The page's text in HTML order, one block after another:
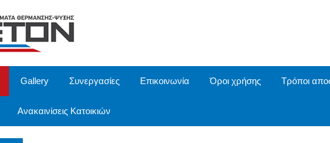
Gallery Συνεργασίες Επικοινωνία Όροι χρήσης Τρόποι
Ανακαινίσεις Κατοικιών